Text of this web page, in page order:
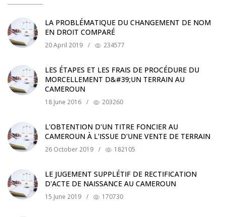
LA PROBLÉMATIQUE DU CHANGEMENT DE NOM
EN DROIT COMPARÉ
20 April 2019 / 234577
LES ÉTAPES ET LES FRAIS DE PROCÉDURE DU
MORCELLEMENT D&#39;UN TERRAIN AU
CAMEROUN
18 June 2016 / 203260
L'OBTENTION D'UN TITRE FONCIER AU
CAMEROUN À L'ISSUE D'UNE VENTE DE TERRAIN
26 October 2019 / 182105
LE JUGEMENT SUPPLÉTIF DE RECTIFICATION
D'ACTE DE NAISSANCE AU CAMEROUN
15 June 2019 / 170730